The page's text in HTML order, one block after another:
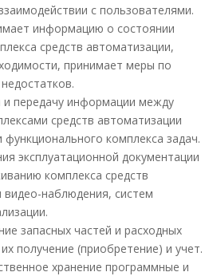
с пользователями.
информацию о состоянии
средств автоматизации,
принимает меры по
и передачу информации между
средств автоматизации
комплекса задач.
эксплуатационной документации
комплекса средств
наблюдения, систем
запасных частей и расходных
получение (приобретение) и учет.
хранение программные и